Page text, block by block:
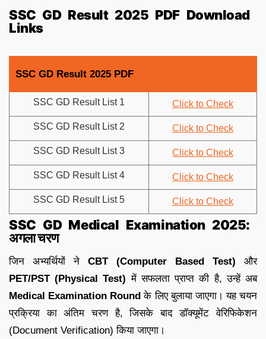
SSC GD Result 2025 PDF Download
Links
SSC GD Result 2025 PDF
SSC GD Result List 1 Click to Check
SSC GD Result List 2 Click to Check
SSC GD Result List 3 Click to Check
SSC GD Result List 4 Click to Check
SSC GD Result List 5 Click to Check
SSC GD Medical Examination 2025:
अगला चरण
जिन अभ्यर्थियों ने CBT (Computer Based Test) और
PET/PST (Physical Test) में सफलता प्राप्त की है, उन्हें अब
Medical Examination Round के लिए बुलाया जाएगा। यह चयन
प्रक्रिया का अंतिम चरण है, जिसके बाद डॉक्यूमेंट वेरिफिकेशन
(Document Verification) किया जाएगा।